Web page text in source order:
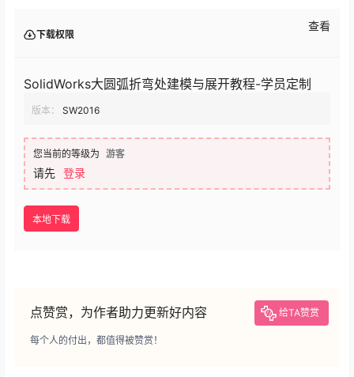
下载权限
查看
SolidWorks大圆弧折弯处建模与展开教程-学员定制
版本： SW2016
您当前的等级为 游客
请先 登录
本地下载
点赞赏，为作者助力更新好内容 给TA赞赏
每个人的付出，都值得被赞赏！